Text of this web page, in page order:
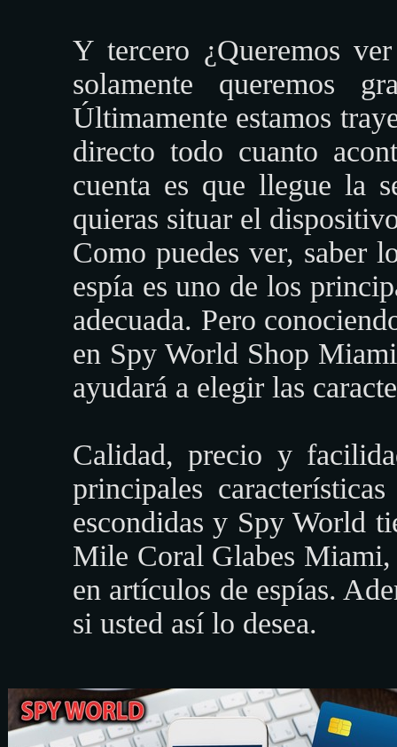
Y tercero ¿Queremos
solamente queremos
Últimamente estamos
directo todo cuanto
cuenta es que llegue la
quieras situar el
Como puedes ver, saber
espía es uno de los
adecuada. Pero
en Spy World Shop
ayudará a elegir las
Calidad, precio y
principales
escondidas y Spy World
Mile Coral Glabes
en artículos de espías.
si usted así lo desea.